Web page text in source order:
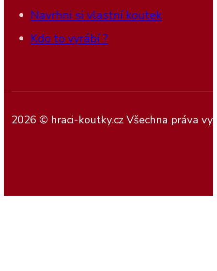
Navrhni si vlastní koutek
Kdo to vyrábí ?
2026 © hraci-koutky.cz Všechna práva